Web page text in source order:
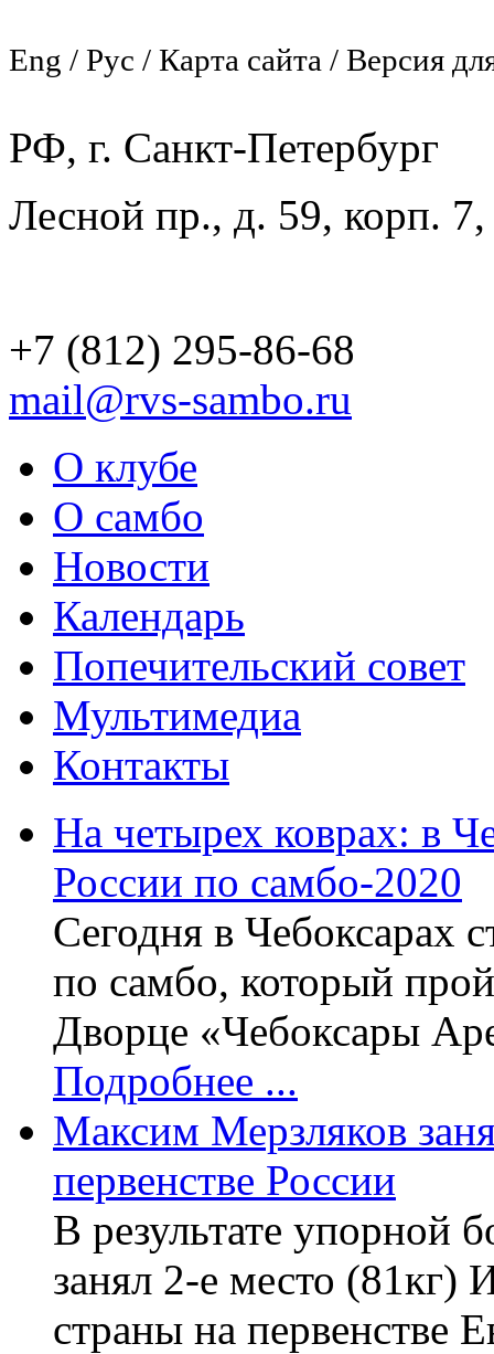
Eng / Рус / Карта сайта / Версия
РФ, г. Санкт-Петербург
Лесной пр., д. 59, корп.
+7 (812) 295-86-68
mail@rvs-sambo.ru
О клубе
О самбо
Новости
Календарь
Попечительский совет
Мультимедиа
Контакты
На четырех коврах: в
России по самбо-2020
Сегодня в Чебоксарах
по самбо, который
Дворце «Чебоксары
Подробнее ...
Максим Мерзляков
первенстве России
В результате упорной
занял 2-е место (81кг)
страны на